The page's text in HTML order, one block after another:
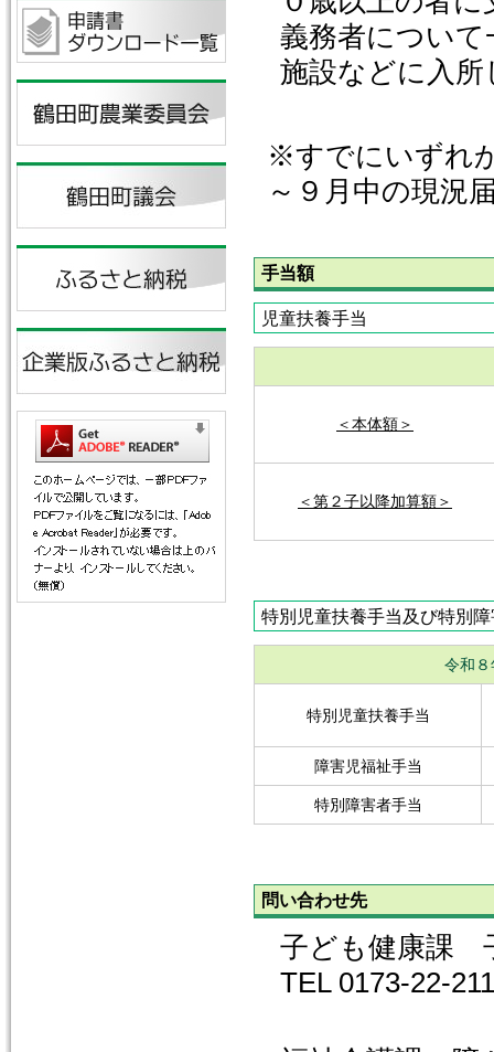
義務者について
施設などに入
※すでにいずれ
～９月中の現況
手当額
児童扶養手当
＜本体額＞
＜第２子以降加算額＞
特別児童扶養手当及び特別
令和
特別児童扶養手当
障害児福祉手当
特別障害者手当
問い合わせ先
子ども健康課
TEL 0173-22-